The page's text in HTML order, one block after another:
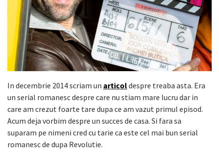
In decembrie 2014 scriam un articoldespre treaba asta. Era
un serial romanesc despre care nu stiam mare lucru dar in
care am crezut foarte tare dupa ce am vazut primul episod.
Acum deja vorbim despre un succes de casa. Si fara sa
suparam pe nimeni cred cu tarie ca este cel mai bun serial
romanesc de dupa Revolutie.